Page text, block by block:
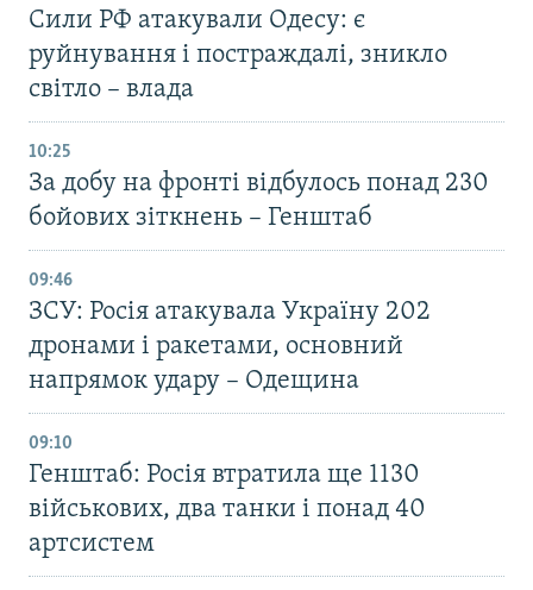
Сили РФ атакували Одесу: є
руйнування і постраждалі, зникло
світло – влада
10:25
За добу на фронті відбулось понад 230
бойових зіткнень – Генштаб
09:46
ЗСУ: Росія атакувала Україну 202
дронами і ракетами, основний
напрямок удару – Одещина
09:10
Генштаб: Росія втратила ще 1130
військових, два танки і понад 40
артсистем